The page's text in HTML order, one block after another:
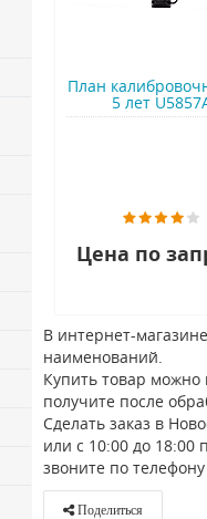
План
5 лет
Цена по
В интернет-
наименований.
Купить товар можно
получите после
Сделать заказ в
или с 10:00 до
звоните по телефону
Поделиться